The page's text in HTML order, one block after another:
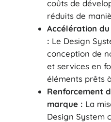
coûts de
réduits de
Accélération
: Le Design
conception de
et services en
éléments prêts
Renforcement
marque : La
Design System